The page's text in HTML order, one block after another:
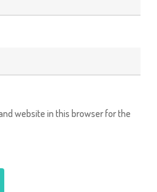
website in this browser for the